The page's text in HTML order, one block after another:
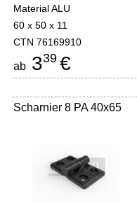
Material ALU
60 x 50 x 11
CTN 76169910
ab 339 €
Scharnier 8 PA 40x65